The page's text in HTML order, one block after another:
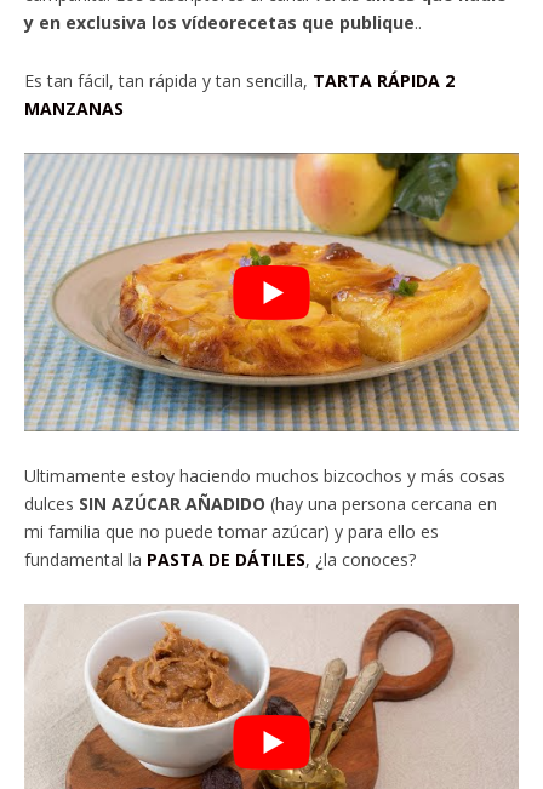
y en exclusiva los vídeorecetas que publique..
Es tan fácil, tan rápida y tan sencilla, TARTA RÁPIDA 2
MANZANAS
Ultimamente estoy haciendo muchos bizcochos y más cosas
dulces SIN AZÚCAR AÑADIDO (hay una persona cercana en
mi familia que no puede tomar azúcar) y para ello es
fundamental la PASTA DE DÁTILES, ¿la conoces?